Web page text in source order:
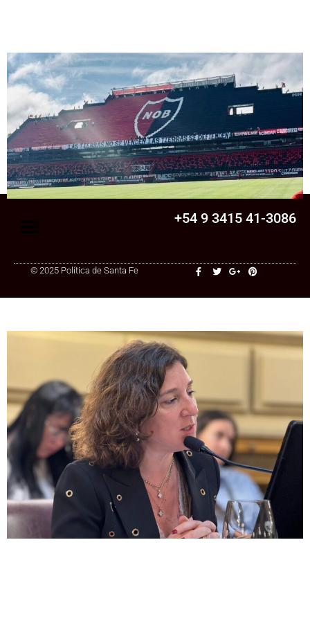
Senado
La Legislatura aprobó una ley clave para
una cooperativa de Santa Fe: ¿qué
cambia?
+54 9 3415 41-3086
© 2025 Política de Santa Fe